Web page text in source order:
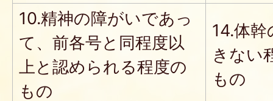
10.精神の障がいであっ
て、前各号と同程度以
上と認められる程度の
もの
14.体
きない
もの